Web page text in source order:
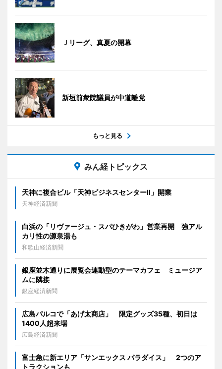
Ｊリーグ、真夏の開幕
新垣前衆院議員が中道離党
もっと見る
みん経トピックス
天神に複合ビル「天神ビジネスセンターII」開業
天神経済新聞
白浜の「リヴァージュ・スパひきがわ」営業再開 強アル
カリ性の源泉湯も
和歌山経済新聞
銀座並木通りに展覧会連動型のテーマカフェ ミュージア
ムに隣接
銀座経済新聞
広島パルコで「あげ太商店」 限定グッズ35種、初日は
1400人超来場
広島経済新聞
富士急に新エリア「サンエックス パラダイス」 2つのア
トラクションも